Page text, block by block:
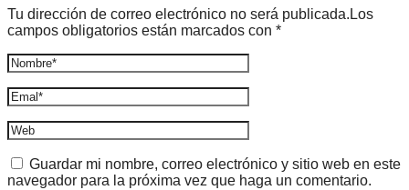
Tu dirección de correo electrónico no será publicada.Los
campos obligatorios están marcados con *
Guardar mi nombre, correo electrónico y sitio web en este
navegador para la próxima vez que haga un comentario.